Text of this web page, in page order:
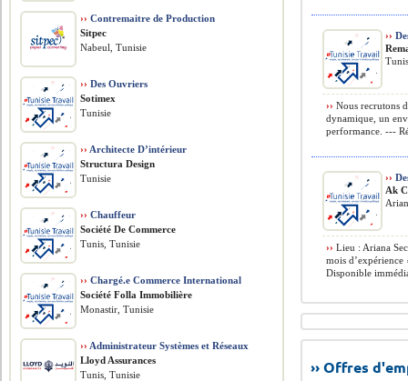
››
›› Nous recrutons
dynamique, un
performance. ---
››
Ak
›› Lieu : Ariana
mois d’expérience
Disponible
›› Offres
›› Contremaitre de Production
Sitpec
Nabeul, Tunisie
›› Des Ouvriers
Sotimex
Tunisie
›› Architecte D’intérieur
Structura Design
Tunisie
›› Chauffeur
Société De Commerce
Tunis, Tunisie
›› Chargé.e Commerce International
Société Folla Immobilière
Monastir, Tunisie
›› Administrateur Systèmes et Réseaux
Lloyd Assurances
Tunis, Tunisie